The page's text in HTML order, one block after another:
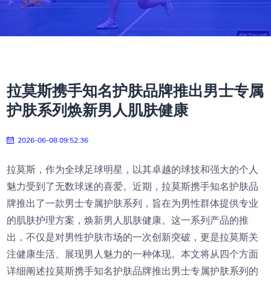
拉莫斯携手知名护肤品牌推出男士专属
护肤系列焕新男人肌肤健康
2026-06-08 09:52:36
拉莫斯，作为全球足球明星，以其卓越的球技和强大的个人
魅力受到了无数球迷的喜爱。近期，拉莫斯携手知名护肤品
牌推出了一款男士专属护肤系列，旨在为男性群体提供专业
的肌肤护理方案，焕新男人肌肤健康。这一系列产品的推
出，不仅是对男性护肤市场的一次创新突破，更是拉莫斯关
注健康生活、展现男人魅力的一种体现。本文将从四个方面
详细阐述拉莫斯携手知名护肤品牌推出男士专属护肤系列的